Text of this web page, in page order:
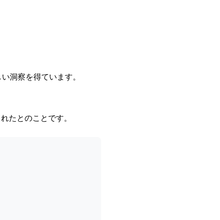
洞察を得ています。
たとのことです。